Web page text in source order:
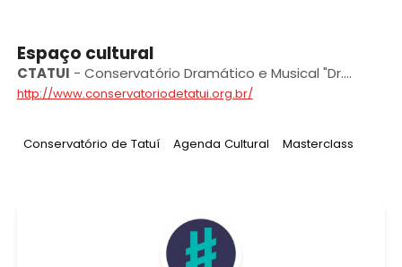
Espaço cultural
CTATUI - Conservatório Dramático e Musical "Dr.
Carlos de Campos” de Tatuí
http://www.conservatoriodetatui.org.br/
Tag:
Conservatório de Tatuí Tag:
Agenda Cultural Tag:
Masterclass